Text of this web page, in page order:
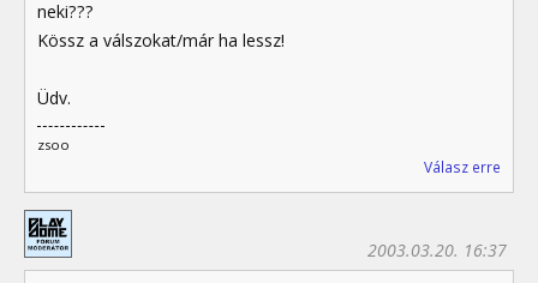
neki???
Kössz a válszokat/már ha lessz!
Üdv.
zsoo
Válasz erre
2003.03.20. 16:37